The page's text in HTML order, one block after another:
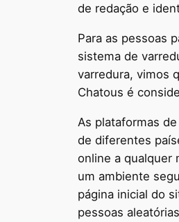
de redação e
Para as pessoas
sistema de
varredura, vimos
Chatous é
As plataformas
de diferentes
online a qualquer
um ambiente
página inicial do
pessoas